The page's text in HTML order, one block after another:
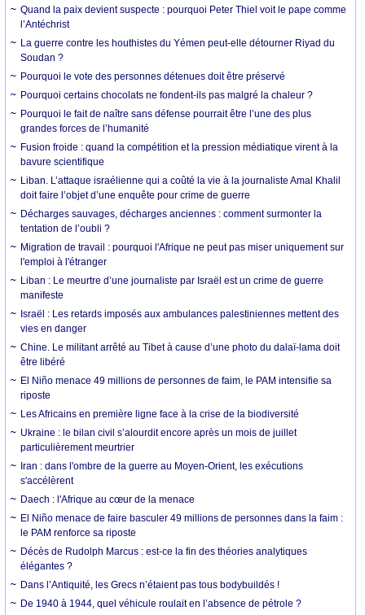
Quand la paix devient suspecte : pourquoi Peter Thiel voit le pape comme
l’Antéchrist
La guerre contre les houthistes du Yémen peut-elle détourner Riyad du
Soudan ?
Pourquoi le vote des personnes détenues doit être préservé
Pourquoi certains chocolats ne fondent-ils pas malgré la chaleur ?
Pourquoi le fait de naître sans défense pourrait être l’une des plus
grandes forces de l’humanité
Fusion froide : quand la compétition et la pression médiatique virent à la
bavure scientifique
Liban. L’attaque israélienne qui a coûté la vie à la journaliste Amal Khalil
doit faire l’objet d’une enquête pour crime de guerre
Décharges sauvages, décharges anciennes : comment surmonter la
tentation de l’oubli ?
Migration de travail : pourquoi l'Afrique ne peut pas miser uniquement sur
l'emploi à l'étranger
Liban : Le meurtre d’une journaliste par Israël est un crime de guerre
manifeste
Israël : Les retards imposés aux ambulances palestiniennes mettent des
vies en danger
Chine. Le militant arrêté au Tibet à cause d’une photo du dalaï-lama doit
être libéré
El Niño menace 49 millions de personnes de faim, le PAM intensifie sa
riposte
Les Africains en première ligne face à la crise de la biodiversité
Ukraine : le bilan civil s’alourdit encore après un mois de juillet
particulièrement meurtrier
Iran : dans l'ombre de la guerre au Moyen-Orient, les exécutions
s'accélèrent
Daech : l'Afrique au cœur de la menace
El Niño menace de faire basculer 49 millions de personnes dans la faim :
le PAM renforce sa riposte
Décès de Rudolph Marcus : est-ce la fin des théories analytiques
élégantes ?
Dans l’Antiquité, les Grecs n’étaient pas tous bodybuildés !
De 1940 à 1944, quel véhicule roulait en l’absence de pétrole ?